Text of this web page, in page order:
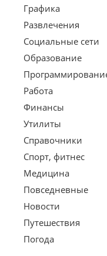
Графика
Развлечения
Социальные сети
Образование
Работа
Финансы
Утилиты
Справочники
Спорт, фитнес
Медицина
Повседневные
Новости
Путешествия
Погода